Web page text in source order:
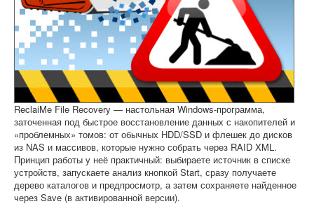
ReclaiMe File Recovery — настольная Windows-программа,
заточенная под быстрое восстановление данных с накопителей и
«проблемных» томов: от обычных HDD/SSD и флешек до дисков
из NAS и массивов, которые нужно собрать через RAID XML.
Принцип работы у неё практичный: выбираете источник в списке
устройств, запускаете анализ кнопкой Start, сразу получаете
дерево каталогов и предпросмотр, а затем сохраняете найденное
через Save (в активированной версии).